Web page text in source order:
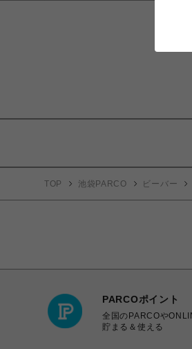
TOP 池袋PARCO ビーバー
PARCOポイント
全国のPARCOや
貯まる＆使える